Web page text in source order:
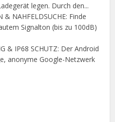
legen. Durch den...
& NAHFELDSUCHE: Finde
Signalton (bis zu 100dB)
& IP68 SCHUTZ: Der Android
anonyme Google-Netzwerk